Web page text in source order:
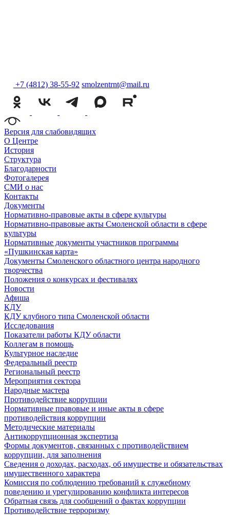
+7 (4812) 38-55-92 smolzentrnt@mail.ru
Версия для слабовидящих
О Центре
История
Структура
Благодарности
Фотогалерея
СМИ о нас
Контакты
Документы
Нормативно-правовые акты в сфере культуры
Нормативно-правовые акты Смоленской области в сфере
культуры
Нормативные документы участников программы
«Пушкинская карта»
Документы Смоленского областного центра народного
творчества
Положения о конкурсах и фестивалях
Новости
Афиша
КДУ
КДУ клубного типа Смоленской области
Исследования
Показатели работы КДУ области
Коллегам в помощь
Культурное наследие
Федеральный реестр
Региональный реестр
Мероприятия сектора
Народные мастера
Противодействие коррупции
Нормативные правовые и иные акты в сфере
противодействия коррупции
Методические материалы
Антикоррупционная экспертиза
Формы документов, связанных с противодействием
коррупции, для заполнения
Сведения о доходах, расходах, об имуществе и обязательствах
имущественного характера
Комиссия по соблюдению требований к служебному
поведению и урегулированию конфликта интересов
Обратная связь для сообщений о фактах коррупции
Противодействие терроризму